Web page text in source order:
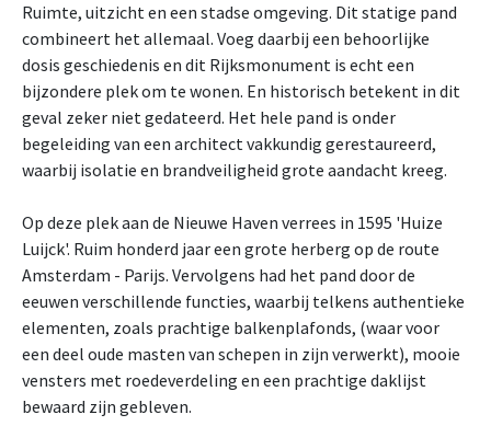
Ruimte, uitzicht en een stadse omgeving. Dit statige pand
combineert het allemaal. Voeg daarbij een behoorlijke
dosis geschiedenis en dit Rijksmonument is echt een
bijzondere plek om te wonen. En historisch betekent in dit
geval zeker niet gedateerd. Het hele pand is onder
begeleiding van een architect vakkundig gerestaureerd,
waarbij isolatie en brandveiligheid grote aandacht kreeg.
Op deze plek aan de Nieuwe Haven verrees in 1595 'Huize
Luijck'. Ruim honderd jaar een grote herberg op de route
Amsterdam - Parijs. Vervolgens had het pand door de
eeuwen verschillende functies, waarbij telkens authentieke
elementen, zoals prachtige balkenplafonds, (waar voor
een deel oude masten van schepen in zijn verwerkt), mooie
vensters met roedeverdeling en een prachtige daklijst
bewaard zijn gebleven.